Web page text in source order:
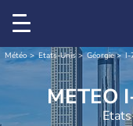
Météo Etats-Unis Géorgie I-